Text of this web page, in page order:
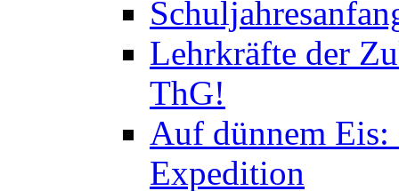
Lehrkräfte der
ThG!
Auf dünnem
Expedition